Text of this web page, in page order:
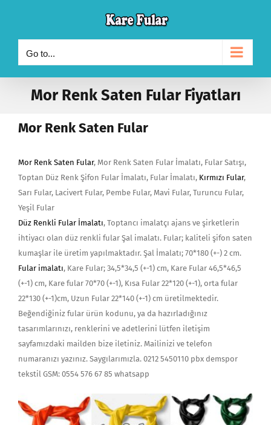
content
Go to...
Mor Renk Saten Fular Fiyatları
Mor Renk Saten Fular
Mor Renk Saten Fular, Mor Renk Saten Fular İmalatı, Fular Satışı,
Toptan Düz Renk Şifon Fular İmalatı, Fular İmalatı, Kırmızı Fular,
Sarı Fular, Lacivert Fular, Pembe Fular, Mavi Fular, Turuncu Fular,
Yeşil Fular
Düz Renkli Fular İmalatı, Toptancı imalatçı ajans ve şirketlerin
ihtiyacı olan düz renkli fular Şal imalatı. Fular; kaliteli şifon saten
kumaşlar ile üretim yapılmaktadır. Şal İmalatı; 70*180 (+-) 2 cm.
Fular imalatı, Kare Fular; 34,5*34,5 (+-1) cm, Kare Fular 46,5*46,5
(+-1) cm, Kare fular 70*70 (+-1), Kısa Fular 22*120 (+-1), orta fular
22*130 (+-1)cm, Uzun Fular 22*140 (+-1) cm üretilmektedir.
Beğendiğiniz fular ürün kodunu, ya da hazırladığınız
tasarımlarınızı, renklerini ve adetlerini lütfen iletişim
sayfamızdaki mailden bize iletiniz. Mailinizi ve telefon
numaranızı yazınız. Saygılarımızla. 0212 5450110 pbx demspor
tekstil GSM: 0554 576 67 85 whatsapp